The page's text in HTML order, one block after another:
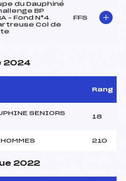
du Dauphiné
BP
– Fond N°4
Col de
FFS
2024
Rang
SENIORS
18
210
2022